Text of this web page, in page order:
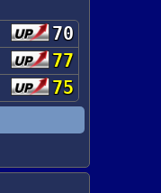
70
77
75